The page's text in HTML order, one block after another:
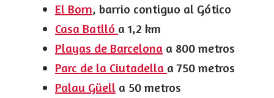
El Born, barrio contiguo al Gótico
Casa Batlló a 1,2 km
Playas de Barcelona a 800 metros
Parc de la Ciutadella a 750 metros
Palau Güell a 50 metros